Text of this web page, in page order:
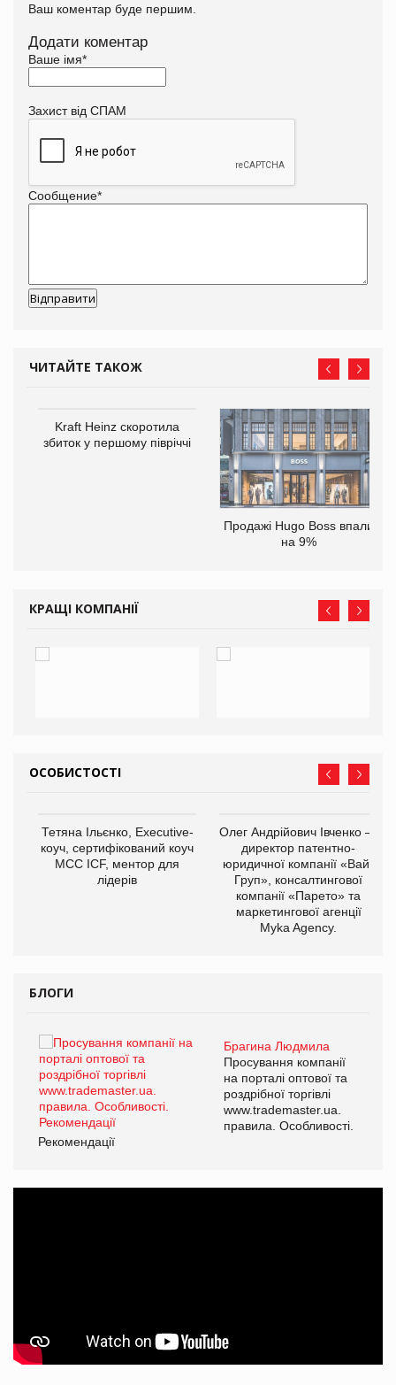
Ваш коментар буде першим.
Додати коментар
Ваше імя*
Захист від СПАМ
Сообщение*
ЧИТАЙТЕ ТАКОЖ
Kraft Heinz скоротила
збиток у першому півріччі
Продажі Hugo Boss впали
на 9%
КРАЩІ КОМПАНІЇ
ОСОБИСТОСТІ
Тетяна Ільєнко, Executive-
коуч, сертифікований коуч
МСС ICF, ментор для
лідерів
Олег Андрійович Івченко —
директор патентно-
юридичної компанії «Вайз
Груп», консалтингової
компанії «Парето» та
маркетингової агенції
Myka Agency.
БЛОГИ
Брагина Людмила
Просування компанії
на порталі оптової та
роздрібної торгівлі
www.trademaster.ua.
правила. Особливості.
Рекомендації